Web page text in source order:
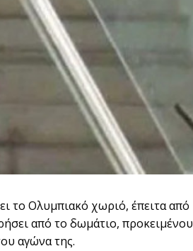
το Ολυμπιακό χωριό, έπειτα από
από το δωμάτιο, προκειμένου
αγώνα της.